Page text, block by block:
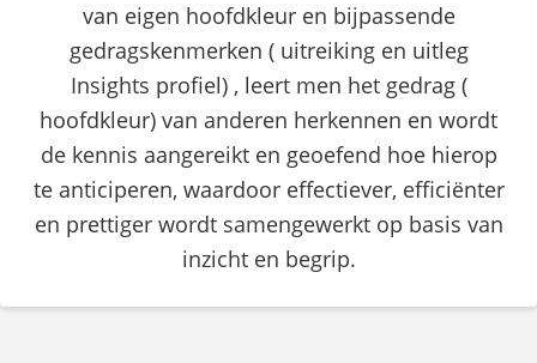
van eigen hoofdkleur en bijpassende
gedragskenmerken ( uitreiking en uitleg
Insights profiel) , leert men het gedrag (
hoofdkleur) van anderen herkennen en wordt
de kennis aangereikt en geoefend hoe hierop
te anticiperen, waardoor effectiever, efficiënter
en prettiger wordt samengewerkt op basis van
inzicht en begrip.